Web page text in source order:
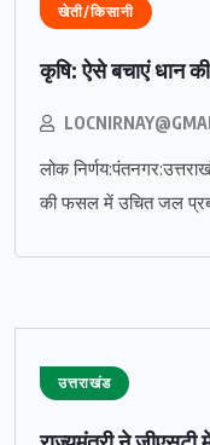
खेती/किसानी
कृषि: ऐसे बचाएं धान
लोक
की फसल में उचित जल
उत्तराखंड